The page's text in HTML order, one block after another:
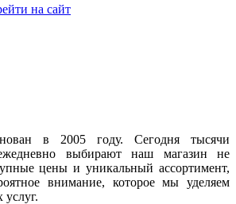
на сайт
в 2005 году. Сегодня тысячи
выбирают наш магазин не
цены и уникальный ассортимент,
внимание, которое мы уделяем
услуг.